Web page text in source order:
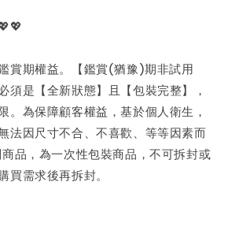
賞期權益。【鑑賞(猶豫)期非試用
須是【全新狀態】且【包裝完整】，
。為保障顧客權益，基於個人衛生，
法因尺寸不合、不喜歡、等等因素而
品，為一次性包裝商品，不可拆封或
買需求後再拆封。